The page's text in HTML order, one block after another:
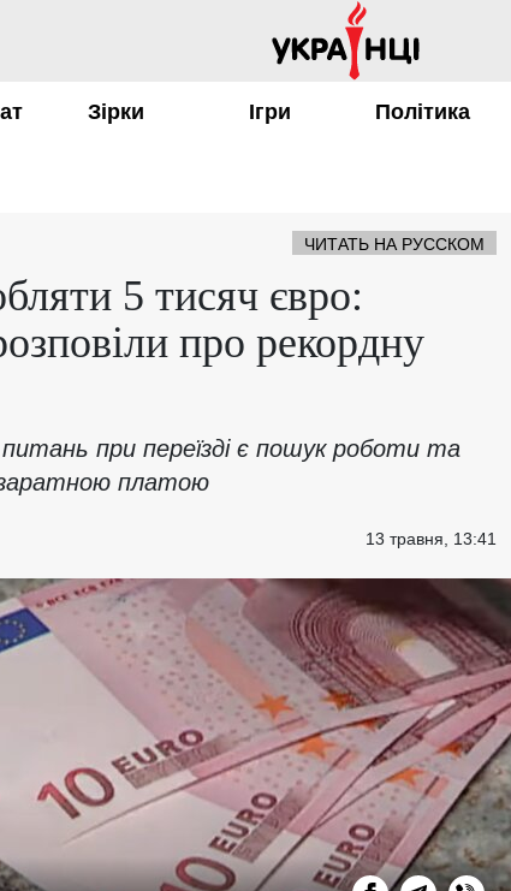
Зірки Ігри Політика
ЧИТАТЬ НА РУССКОМ
5 тисяч євро:
про рекордну
при переїзді є пошук роботи та
платою
13 травня, 13:41